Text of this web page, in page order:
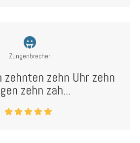
Zungenbrecher
zehnten zehn Uhr zehn
zehn zah...